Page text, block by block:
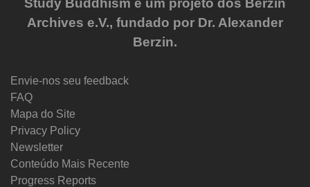
Study Buddhism é um projeto dos Berzin
Archives e.V., fundado por Dr. Alexander
Berzin.
Envie-nos seu feedback
FAQ
Mapa do Site
Privacy Policy
Newsletter
Conteúdo Mais Recente
Progress Reports